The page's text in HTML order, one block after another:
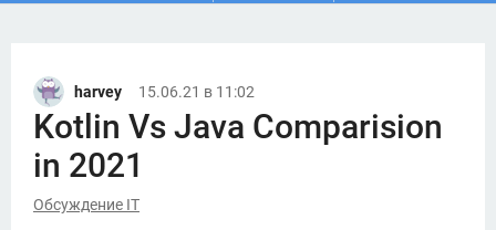
harvey 15.06.21 в 11:02
Kotlin Vs Java Comparision
in 2021
Обсуждение IT